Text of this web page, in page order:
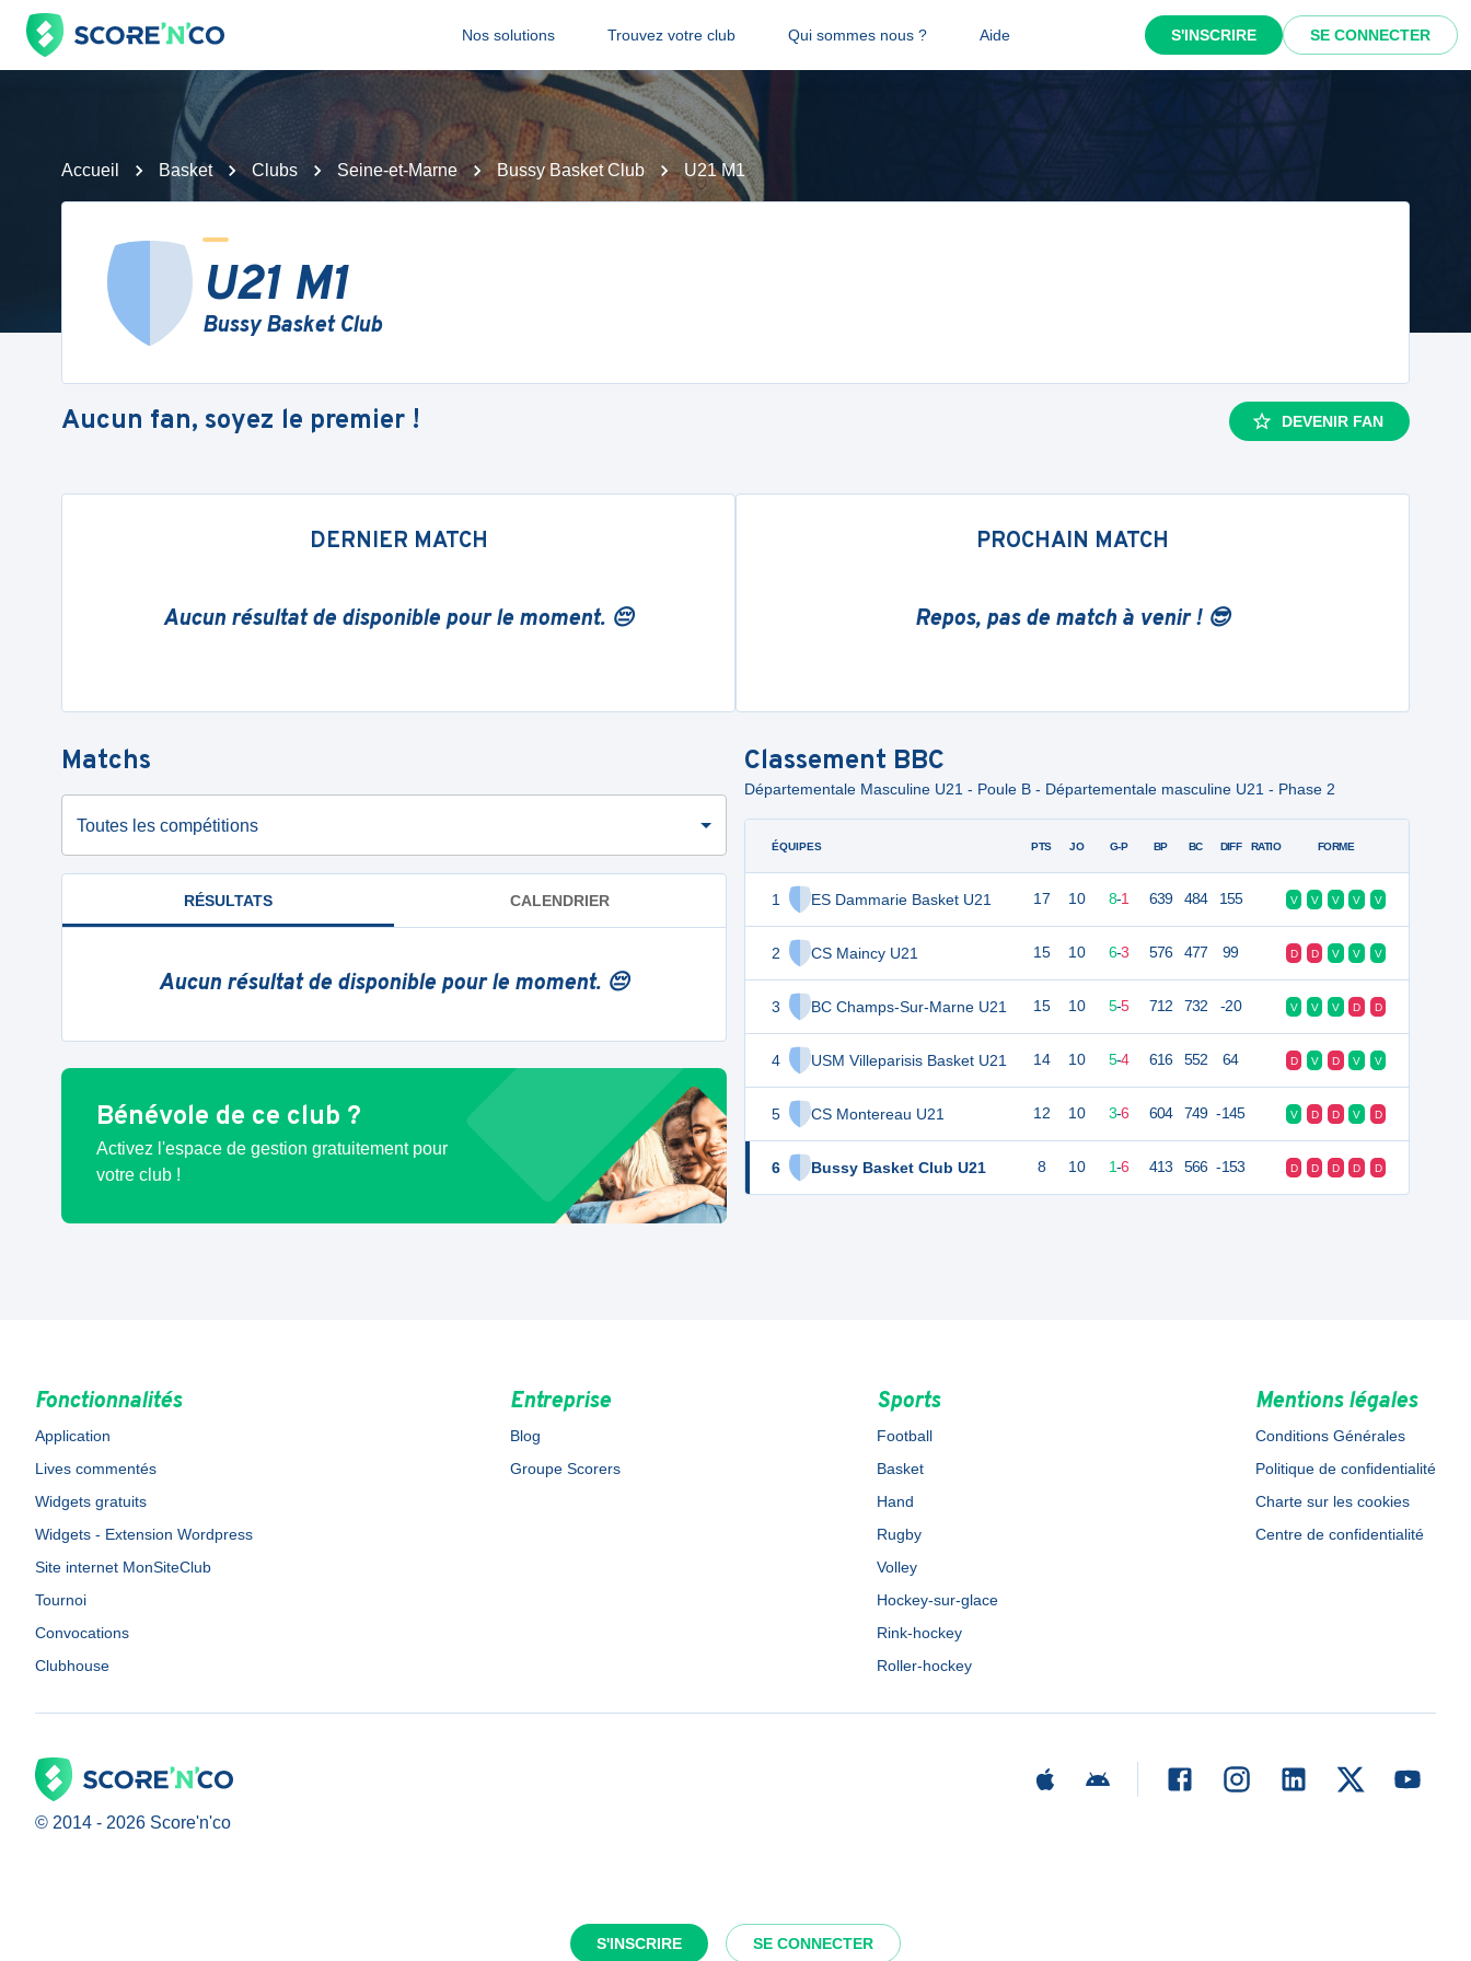
Nos solutions Trouvez votre club Qui sommes nous ? Aide S'INSCRIRE SE CONNECTER
S'INSCRIRE SE CONNECTER
Accueil Basket Clubs Seine-et-Marne Bussy Basket Club U21 M1
U21 M1
Bussy Basket Club
Aucun fan, soyez le premier ! DEVENIR FAN
DERNIER MATCH
Aucun résultat de disponible pour le moment. 😔
PROCHAIN MATCH
Repos, pas de match à venir ! 😎
Matchs
Toutes les compétitions
RÉSULTATS CALENDRIER
Aucun résultat de disponible pour le moment. 😔
Bénévole de ce club ?
Activez l'espace de gestion gratuitement pour
votre club !
Classement BBC
Départementale Masculine U21 - Poule B - Départementale masculine U21 - Phase 2
ÉQUIPES
1 ES Dammarie Basket U21
2 CS Maincy U21
3 BC Champs-Sur-Marne U21
4 USM Villeparisis Basket U21
5 CS Montereau U21
6 Bussy Basket Club U21
PTS JO G-P BP BC DIFF RATIO FORME
17 10 8-1 639 484 155 V V V V V
15 10 6-3 576 477 99 D D V V V
15 10 5-5 712 732 -20 V V V D D
14 10 5-4 616 552 64 D V D V V
12 10 3-6 604 749 -145 V D D V D
8 10 1-6 413 566 -153 D D D D D
Fonctionnalités
Application
Lives commentés
Widgets gratuits
Widgets - Extension Wordpress
Site internet MonSiteClub
Tournoi
Convocations
Clubhouse
Entreprise
Blog
Groupe Scorers
Sports
Football
Basket
Hand
Rugby
Volley
Hockey-sur-glace
Rink-hockey
Roller-hockey
Mentions légales
Conditions Générales
Politique de confidentialité
Charte sur les cookies
Centre de confidentialité
© 2014 - 2026 Score'n'co